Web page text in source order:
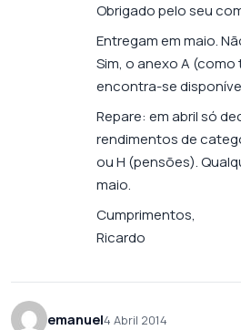
Obrigado pelo seu
Entregam em maio.
Sim, o anexo A
encontra-se
Repare: em abril só
rendimentos de
ou H (pensões).
maio.
Cumprimentos,
Ricardo
emanuel4 Abril 2014